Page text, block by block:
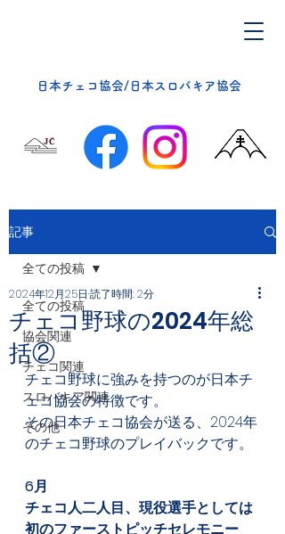
​日本チェコ協会/日本スロバキア協会
記事
全ての投稿
協会関連
チェコ関連
スロバキア関連
その他
全ての投稿
チェコ野球の2024年総
括②
2024年12月25日 読了時間: 2分
チェコ野球に強みを持つのが日本チ
ェコ協会の特徴です。
その日本チェコ協会が送る、2024年
のチェコ野球のプレイバックです。
6月
チェコ人二人目、現役選手としては
初のファーストピッチセレモニー